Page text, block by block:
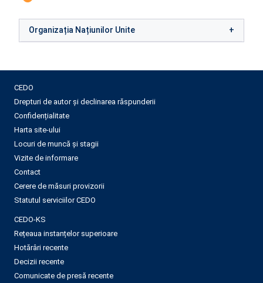
Organizația Națiunilor Unite
CEDO
Drepturi de autor și declinarea răspunderii
Confidențialitate
Harta site-ului
Locuri de muncă și stagii
Vizite de informare
Contact
Cerere de măsuri provizorii
Statutul serviciilor CEDO
CEDO-KS
Rețeaua instanțelor superioare
Hotărâri recente
Decizii recente
Comunicate de presă recente